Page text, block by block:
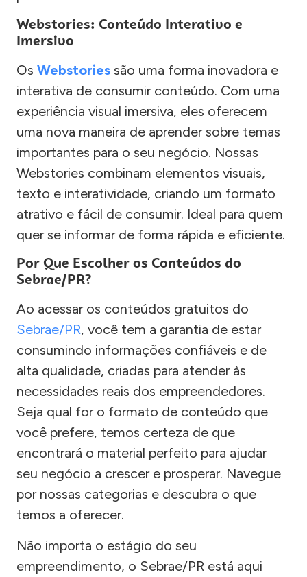
Webstories: Conteúdo Interativo e
Imersivo
Os Webstories são uma forma inovadora e
interativa de consumir conteúdo. Com uma
experiência visual imersiva, eles oferecem
uma nova maneira de aprender sobre temas
importantes para o seu negócio. Nossas
Webstories combinam elementos visuais,
texto e interatividade, criando um formato
atrativo e fácil de consumir. Ideal para quem
quer se informar de forma rápida e eficiente.
Por Que Escolher os Conteúdos do
Sebrae/PR?
Ao acessar os conteúdos gratuitos do
Sebrae/PR, você tem a garantia de estar
consumindo informações confiáveis e de
alta qualidade, criadas para atender às
necessidades reais dos empreendedores.
Seja qual for o formato de conteúdo que
você prefere, temos certeza de que
encontrará o material perfeito para ajudar
seu negócio a crescer e prosperar. Navegue
por nossas categorias e descubra o que
temos a oferecer.
Não importa o estágio do seu
empreendimento, o Sebrae/PR está aqui